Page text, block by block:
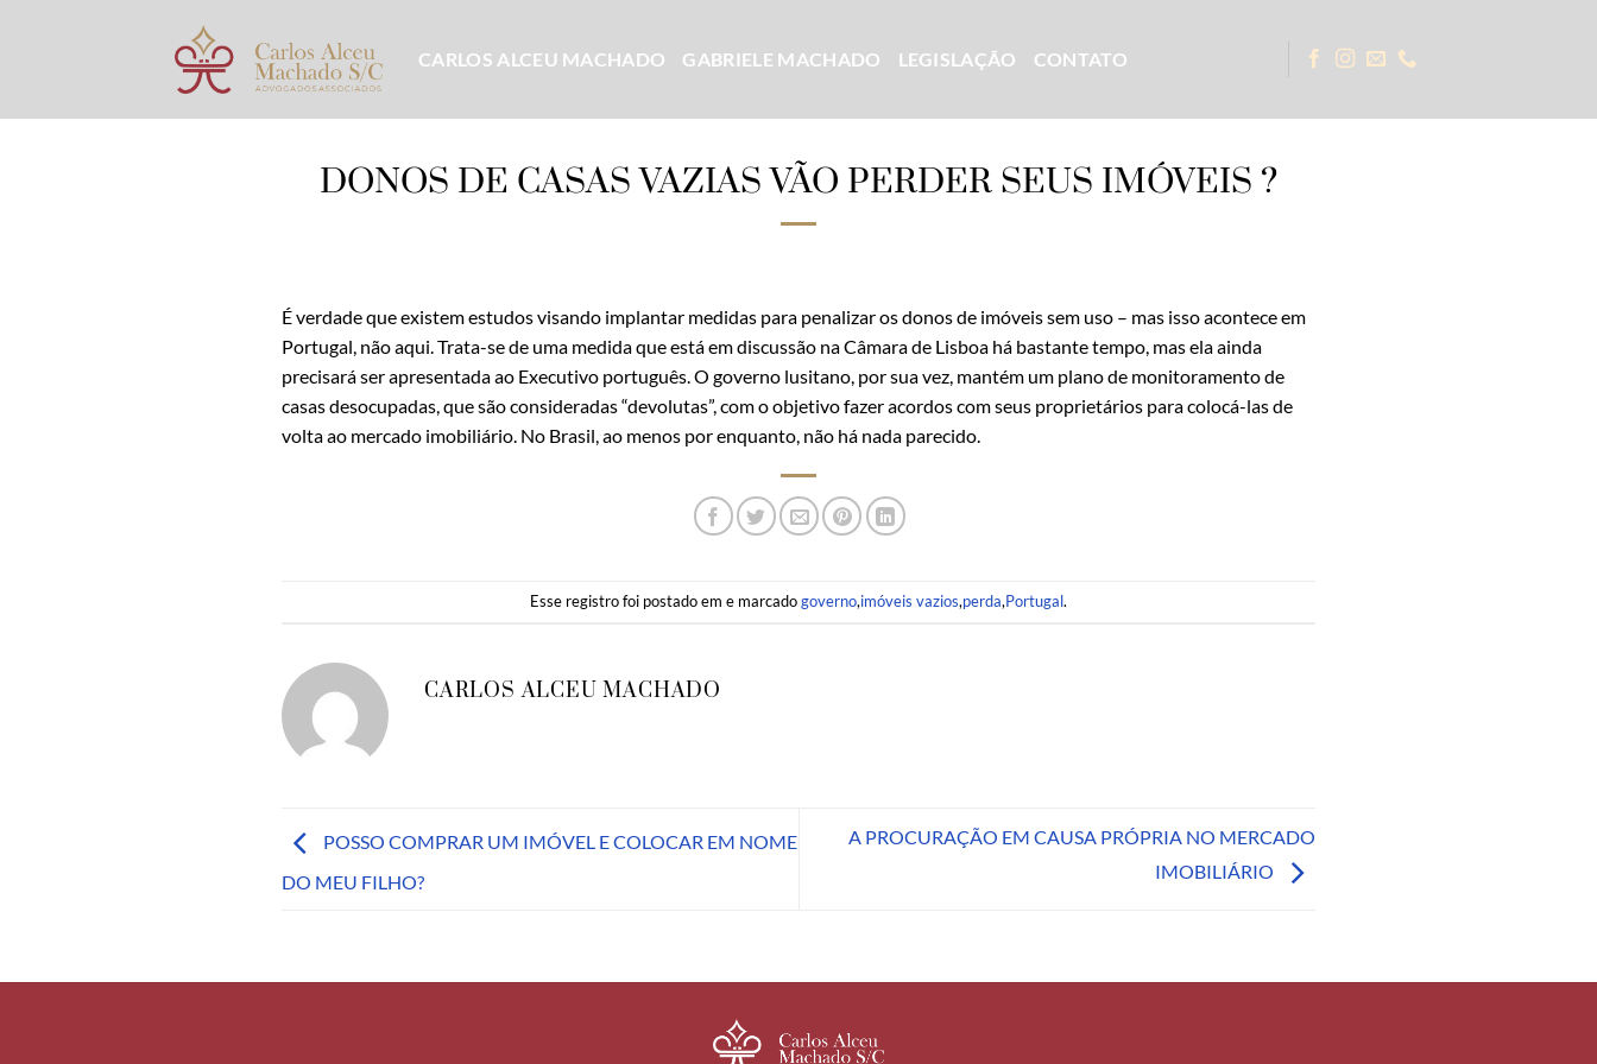
CARLOS ALCEU MACHADO GABRIELE MACHADO LEGISLAÇÃO CONTATO
DONOS DE CASAS VAZIAS VÃO PERDER SEUS IMÓVEIS ?
É verdade que existem estudos visando implantar medidas para penalizar os donos de imóveis sem uso – mas isso acontece em
Portugal, não aqui. Trata-se de uma medida que está em discussão na Câmara de Lisboa há bastante tempo, mas ela ainda
precisará ser apresentada ao Executivo português. O governo lusitano, por sua vez, mantém um plano de monitoramento de
casas desocupadas, que são consideradas “devolutas”, com o objetivo fazer acordos com seus proprietários para colocá-las de
volta ao mercado imobiliário. No Brasil, ao menos por enquanto, não há nada parecido.
Esse registro foi postado em e marcadogoverno,imóveis vazios,perda,Portugal.
CARLOS ALCEU MACHADO
POSSO COMPRAR UM IMÓVEL E COLOCAR EM NOME
DO MEU FILHO?
A PROCURAÇÃO EM CAUSA PRÓPRIA NO MERCADO
IMOBILIÁRIO